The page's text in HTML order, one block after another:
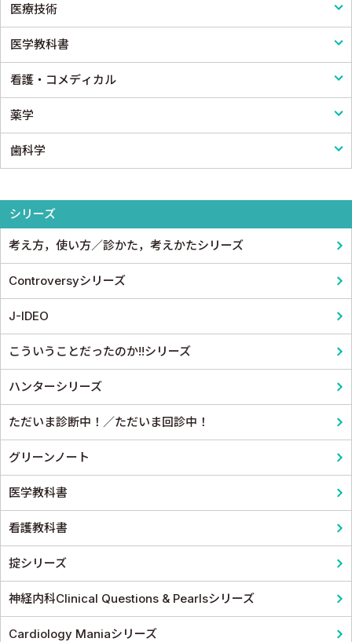
医学一般・医学概論
医療制度
病院管理
医療統計
論文・医学情報
医療技術
リハビリテーション技術
鍼灸・柔道整復
医学教科書
医学教科書
看護・コメディカル
看護
看護教科書
薬学
薬学
歯科学
シリーズ
考え方，使い方／診かた，考えかたシリーズ
Controversyシリーズ
J-IDEO
こういうことだったのか!!シリーズ
ハンターシリーズ
ただいま診断中！／ただいま回診中！
グリーンノート
医学教科書
看護教科書
掟シリーズ
神経内科Clinical Questions & Pearlsシリーズ
Cardiology Maniaシリーズ